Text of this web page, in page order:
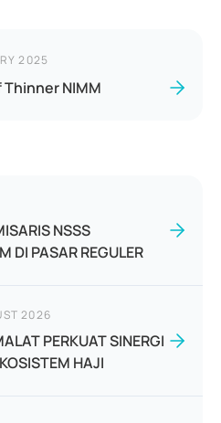
2025
NIMM
NSSS
DI PASAR REGULER
2026
PERKUAT SINERGI
HAJI